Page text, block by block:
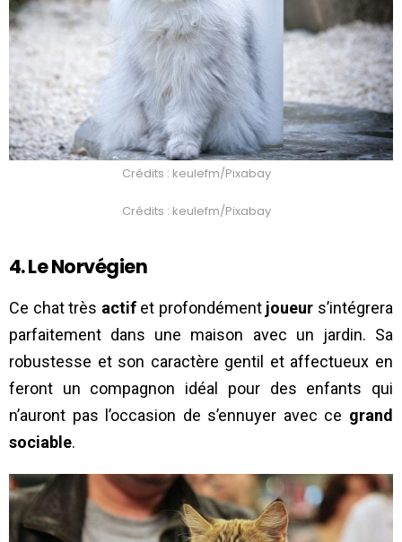
Crédits : keulefm/Pixabay
Crédits : keulefm/Pixabay
4. Le Norvégien
Ce chat très actifet profondément joueur s’intégrera
parfaitement dans une maison avec un jardin. Sa
robustesse et son caractère gentil et affectueux en
feront un compagnon idéal pour des enfants qui
n’auront pas l’occasion de s’ennuyer avec ce grand
sociable.